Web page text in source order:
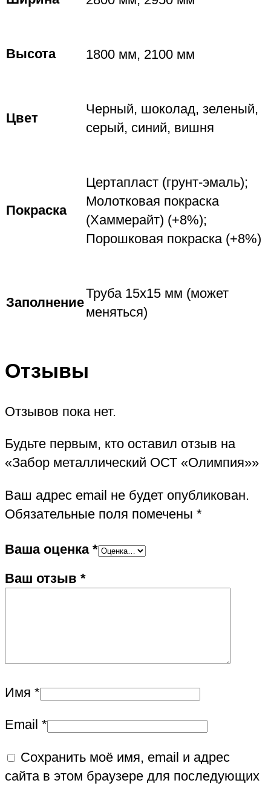
Высота 1800 мм, 2100 мм
Цвет
Черный, шоколад, зеленый,
серый, синий, вишня
Покраска
Цертапласт (грунт-эмаль);
Молотковая покраска
(Хаммерайт) (+8%);
Порошковая покраска (+8%)
Заполнение
Труба 15х15 мм (может
меняться)
Отзывы
Отзывов пока нет.
Будьте первым, кто оставил отзыв на
«Забор металлический ОСТ «Олимпия»»
Ваш адрес email не будет опубликован.
Обязательные поля помечены *
Ваша оценка *
Ваш отзыв *
Имя *
Email *
Сохранить моё имя, email и адрес
сайта в этом браузере для последующих